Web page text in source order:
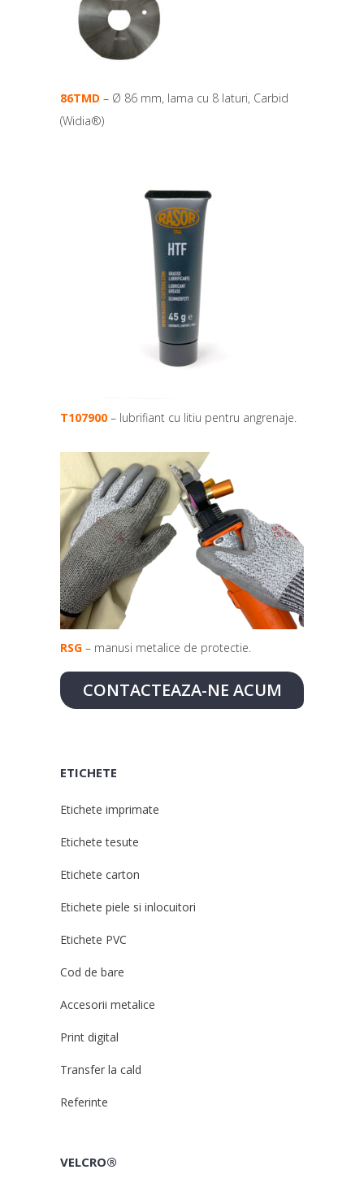
86TMD – Ø 86 mm, lama cu 8 laturi, Carbid
(Widia®)
T107900 – lubrifiant cu litiu pentru angrenaje.
RSG – manusi metalice de protectie.
CONTACTEAZA-NE ACUM
ETICHETE
Etichete imprimate
Etichete tesute
Etichete carton
Etichete piele si inlocuitori
Etichete PVC
Cod de bare
Accesorii metalice
Print digital
Transfer la cald
Referinte
VELCRO®